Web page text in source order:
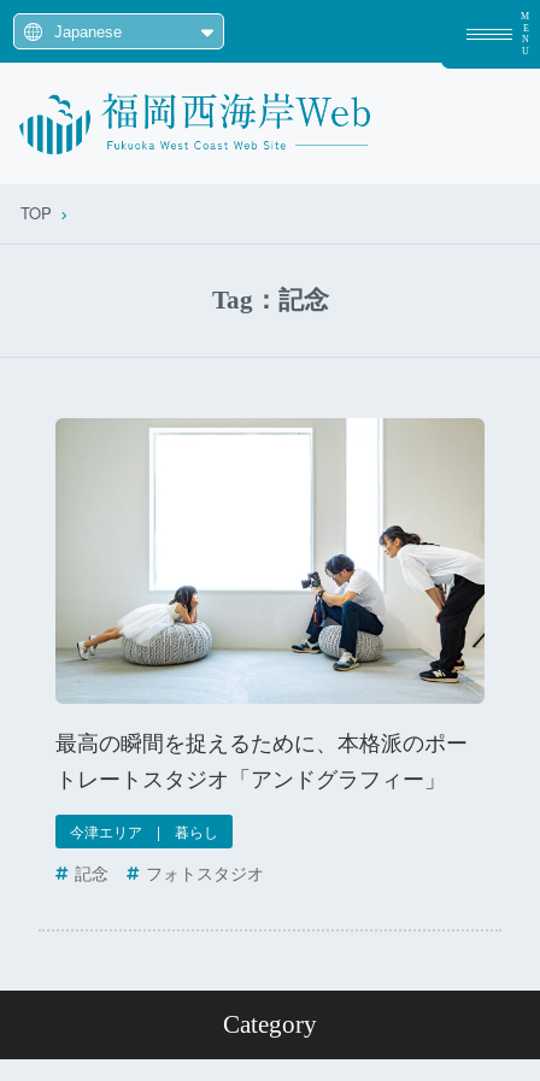
MENU
TOP
Tag：記念
最高の瞬間を捉えるために、本格派のポー
トレートスタジオ「アンドグラフィー」
今津エリア | 暮らし
記念 フォトスタジオ
Category